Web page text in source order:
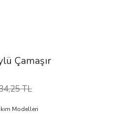
Çamaşır
TL
Modelleri